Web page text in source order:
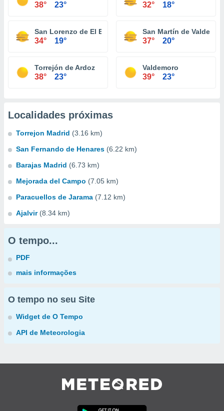
38° 23° 32° 18°
San Lorenzo de El Escorial
34° 19°
San Martín de
37° 20°
Torrejón de Ardoz
38° 23°
Valdemoro
39° 23°
Localidades próximas
Torrejon Madrid (3.16 km)
San Fernando de Henares (6.22 km)
Barajas Madrid (6.73 km)
Mejorada del Campo (7.05 km)
Paracuellos de Jarama (7.12 km)
Ajalvir (8.34 km)
O tempo...
PDF
mais informações
O tempo no seu Site
Widget de O Tempo
API de Meteorologia